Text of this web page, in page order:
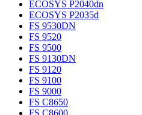
ECOSYS P2040dn
ECOSYS P2035d
FS 9530DN
FS 9520
FS 9500
FS 9130DN
FS 9120
FS 9100
FS 9000
FS C8650
FS C8600